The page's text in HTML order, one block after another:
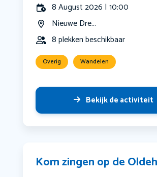
8 August 2026 | 10:00
Nieuwe Dre...
8 plekken beschikbaar
Overig Wandelen
Bekijk de activiteit
Kom zingen op de